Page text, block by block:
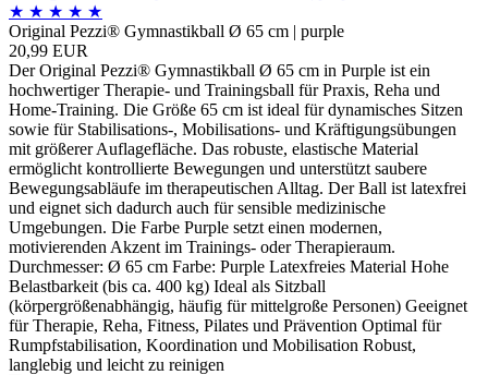
★ ★ ★ ★ ★
Original Pezzi® Gymnastikball Ø 65 cm | purple
20,99 EUR
Der Original Pezzi® Gymnastikball Ø 65 cm in Purple ist ein
hochwertiger Therapie- und Trainingsball für Praxis, Reha und
Home-Training. Die Größe 65 cm ist ideal für dynamisches Sitzen
sowie für Stabilisations-, Mobilisations- und Kräftigungsübungen
mit größerer Auflagefläche. Das robuste, elastische Material
ermöglicht kontrollierte Bewegungen und unterstützt saubere
Bewegungsabläufe im therapeutischen Alltag. Der Ball ist latexfrei
und eignet sich dadurch auch für sensible medizinische
Umgebungen. Die Farbe Purple setzt einen modernen,
motivierenden Akzent im Trainings- oder Therapieraum.
Durchmesser: Ø 65 cm Farbe: Purple Latexfreies Material Hohe
Belastbarkeit (bis ca. 400 kg) Ideal als Sitzball
(körpergrößenabhängig, häufig für mittelgroße Personen) Geeignet
für Therapie, Reha, Fitness, Pilates und Prävention Optimal für
Rumpfstabilisation, Koordination und Mobilisation Robust,
langlebig und leicht zu reinigen